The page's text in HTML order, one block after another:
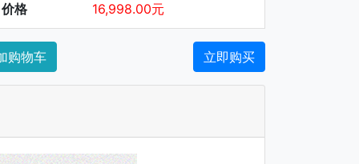
价格 16,998.00元
购物车 立即购买